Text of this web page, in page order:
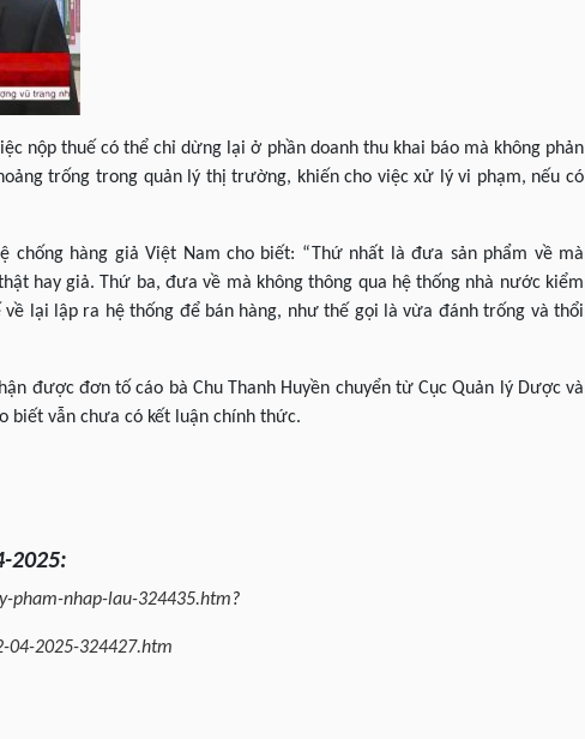
nộp thuế có thể chỉ dừng lại ở phần doanh thu khai báo mà không phản
trống trong quản lý thị trường, khiến cho việc xử lý vi phạm, nếu có
chống hàng giả Việt Nam cho biết: “Thứ nhất là đưa sản phẩm về mà
hay giả. Thứ ba, đưa về mà không thông qua hệ thống nhà nước kiểm
lại lập ra hệ thống để bán hàng, như thế gọi là vừa đánh trống và thổi
được đơn tố cáo bà Chu Thanh Huyền chuyển từ Cục Quản lý Dược và
biết vẫn chưa có kết luận chính thức.
-2025:
pham-nhap-lau-324435.htm?
2025-324427.htm